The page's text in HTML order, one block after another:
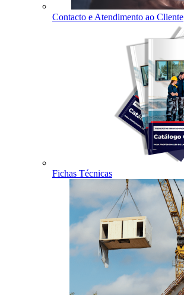
Contacto e Atendimento ao Cliente
Fichas Técnicas